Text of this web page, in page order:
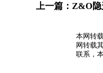
上一篇： Z&O隐
本网转
网转载
联系，